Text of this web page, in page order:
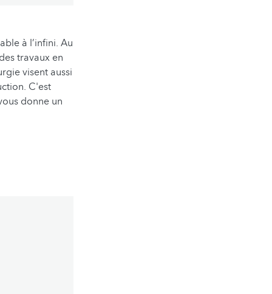
à l’infini. Au
travaux en
visent aussi
C'est
donne un